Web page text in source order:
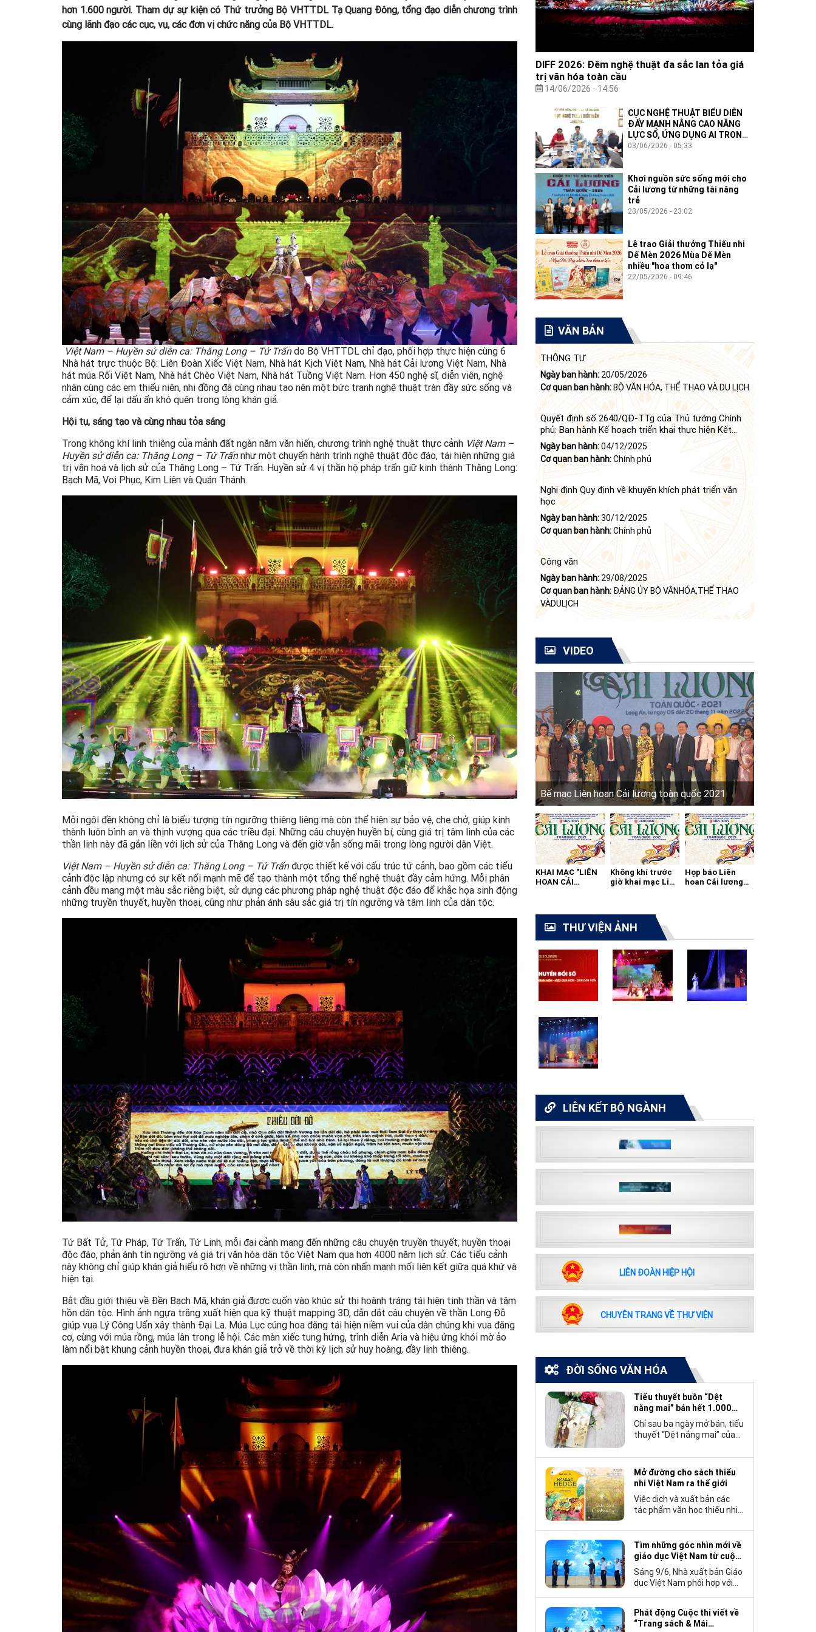
hơn 1.600 người. Tham dự sự kiện có Thứ trưởng Bộ VHTTDL Tạ Quang Đông, tổng đạo diễn chương trình
cùng lãnh đạo các cục, vụ, các đơn vị chức năng của Bộ VHTTDL.
Việt Nam – Huyền sử diễn ca: Thăng Long – Tứ Trấndo Bộ VHTTDL chỉ đạo, phối hợp thực hiện cùng 6
Nhà hát trực thuộc Bộ: Liên Đoàn Xiếc Việt Nam, Nhà hát Kịch Việt Nam, Nhà hát Cải lương Việt Nam, Nhà
hát múa Rối Việt Nam, Nhà hát Chèo Việt Nam, Nhà hát Tuồng Việt Nam. Hơn 450 nghệ sĩ, diễn viên, nghệ
nhân cùng các em thiếu niên, nhi đồng đã cùng nhau tạo nên một bức tranh nghệ thuật tràn đầy sức sống và
cảm xúc, để lại dấu ấn khó quên trong lòng khán giả.
Hội tụ, sáng tạo và cùng nhau tỏa sáng
Trong không khí linh thiêng của mảnh đất ngàn năm văn hiến, chương trình nghệ thuật thực cảnh Việt Nam –
Huyền sử diễn ca: Thăng Long – Tứ Trấnnhư một chuyến hành trình nghệ thuật độc đáo, tái hiện những giá
trị văn hoá và lịch sử của Thăng Long – Tứ Trấn. Huyền sử 4 vị thần hộ pháp trấn giữ kinh thành Thăng Long:
Bạch Mã, Voi Phục, Kim Liên và Quán Thánh.
Mỗi ngôi đền không chỉ là biểu tượng tín ngưỡng thiêng liêng mà còn thể hiện sự bảo vệ, che chở, giúp kinh
thành luôn bình an và thịnh vượng qua các triều đại. Những câu chuyện huyền bí, cùng giá trị tâm linh của các
thần linh này đã gắn liền với lịch sử của Thăng Long và đến giờ vẫn sống mãi trong lòng người dân Việt.
Việt Nam – Huyền sử diễn ca: Thăng Long – Tứ Trấnđược thiết kế với cấu trúc tứ cảnh, bao gồm các tiểu
cảnh độc lập nhưng có sự kết nối mạnh mẽ để tạo thành một tổng thể nghệ thuật đầy cảm hứng. Mỗi phân
cảnh đều mang một màu sắc riêng biệt, sử dụng các phương pháp nghệ thuật độc đáo để khắc họa sinh động
những truyền thuyết, huyền thoại, cũng như phản ánh sâu sắc giá trị tín ngưỡng và tâm linh của dân tộc.
Tứ Bất Tử, Tứ Pháp, Tứ Trấn, Tứ Linh, mỗi đại cảnh mang đến những câu chuyện truyền thuyết, huyền thoại
độc đáo, phản ánh tín ngưỡng và giá trị văn hóa dân tộc Việt Nam qua hơn 4000 năm lịch sử. Các tiểu cảnh
này không chỉ giúp khán giả hiểu rõ hơn về những vị thần linh, mà còn nhấn mạnh mối liên kết giữa quá khứ và
hiện tại.
Bắt đầu giới thiệu về Đền Bạch Mã, khán giả được cuốn vào khúc sử thi hoành tráng tái hiện tinh thần và tâm
hồn dân tộc. Hình ảnh ngựa trắng xuất hiện qua kỹ thuật mapping 3D, dẫn dắt câu chuyện về thần Long Đỗ
giúp vua Lý Công Uẩn xây thành Đại La. Múa Lục cúng hoa đăng tái hiện niềm vui của dân chúng khi vua đăng
cơ, cùng với múa rồng, múa lân trong lễ hội. Các màn xiếc tung hứng, trình diễn Aria và hiệu ứng khói mờ ảo
làm nổi bật khung cảnh huyền thoại, đưa khán giả trở về thời kỳ lịch sử huy hoàng, đầy linh thiêng.
DIFF 2026: Đêm nghệ thuật đa sắc lan tỏa giá
trị văn hóa toàn cầu
14/06/2026 - 14:56
CỤC NGHỆ THUẬT BIỂU DIỄN
ĐẨY MẠNH NÂNG CAO NĂNG
LỰC SỐ, ỨNG DỤNG AI TRONG
THỰC THI CÔNG VỤ
03/06/2026 - 05:33
Khơi nguồn sức sống mới cho
Cải lương từ những tài năng
trẻ
23/05/2026 - 23:02
Lễ trao Giải thưởng Thiếu nhi
Dế Mèn 2026 Mùa Dế Mèn
nhiều "hoa thơm cỏ lạ"
22/05/2026 - 09:46
VĂN BẢN
THÔNG TƯ
Ngày ban hành: 20/05/2026
Cơ quan ban hành:BỘ VĂN HÓA, THỂ THAO VÀ DU LỊCH
Quyết định số 2640/QĐ-TTg của Thủ tướng Chính
phủ: Ban hành Kế hoạch triển khai thực hiện Kết
luận số 84-KL/TW ngày 21 tháng 6 năm 2024 của
Bộ Chính trị tiếp tục thực hiện Nghị quyết số 23-
NQ/TW ngày 16 tháng 6 năm 2008 của Bộ Chính trị
(khóa X) về "tiếp tục xây dựng và phát triển văn học,
nghệ thuật trong thời kỳ mới"
Ngày ban hành:04/12/2025
Cơ quan ban hành:Chính phủ
Nghị định Quy định về khuyến khích phát triển văn
học
Ngày ban hành:30/12/2025
Cơ quan ban hành:Chính phủ
Công văn
Ngày ban hành: 29/08/2025
Cơ quan ban hành: ĐẢNG ỦY BỘ VĂNHÓA,THỂ THAO
VÀDULỊCH
VIDEO
Bế mạc Liên hoan Cải lương toàn quốc 2021
KHAI MẠC "LIÊN
HOAN CẢI
Không khí trước
giờ khai mạc Liên
Họp báo Liên
hoan Cải lương
THƯ VIỆN ẢNH
LIÊN KẾT BỘ NGÀNH
LIÊN ĐOÀN HIỆP HỘI
CHUYÊN TRANG VỀ THƯ VIỆN
ĐỜI SỐNG VĂN HÓA
Tiểu thuyết buồn “Dệt
nắng mai” bán hết 1.000
bản trong 3 ngày
Chỉ sau ba ngày mở bán, tiểu
thuyết “Dệt nắng mai” của
nên một hiện tượng đáng
chú ý trong làng văn chương
trẻ khi cán mốc 1.000 bản
tiêu thụ.
Mở đường cho sách thiếu
nhi Việt Nam ra thế giới
Việc dịch và xuất bản các
tác phẩm văn học thiếu nhi
không chỉ mở rộng cơ hội
tiếp cận cho độc giả quốc tế,
mà còn góp phần đưa những
câu chuyện mang đậm bản
sắc văn hóa Việt Nam bước
ra thế giới.
Tìm những góc nhìn mới về
giáo dục Việt Nam từ cuộc
thi viết “Trang sách và Mái
trường”
Sáng 9/6, Nhà xuất bản Giáo
dục Việt Nam phối hợp với
viết về “Trang sách và Mái
trường”, hướng tới kỷ niệm
Phát động Cuộc thi viết về
“Trang sách & Mái